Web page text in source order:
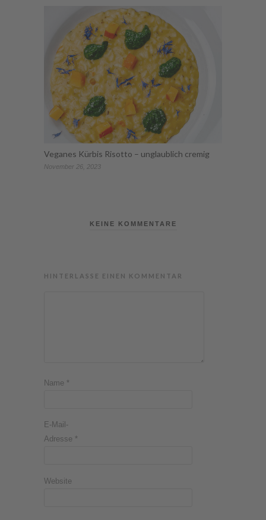
Veganes Kürbis Risotto – unglaublich cremig
November 26, 2023
KEINE KOMMENTARE
HINTERLASSE EINEN KOMMENTAR
Name *
E-Mail-
Adresse *
Website